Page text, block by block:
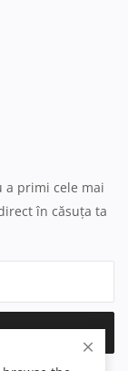
a primi cele mai
în căsuța ta